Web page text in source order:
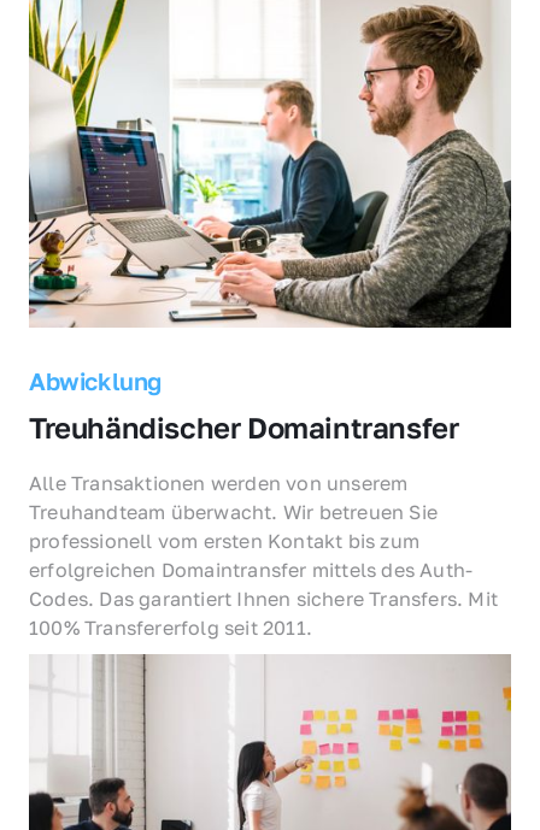
Abwicklung
Treuhändischer Domaintransfer
Alle Transaktionen werden von unserem
Treuhandteam überwacht. Wir betreuen Sie
professionell vom ersten Kontakt bis zum
erfolgreichen Domaintransfer mittels des Auth-
Codes. Das garantiert Ihnen sichere Transfers. Mit
100% Transfererfolg seit 2011.